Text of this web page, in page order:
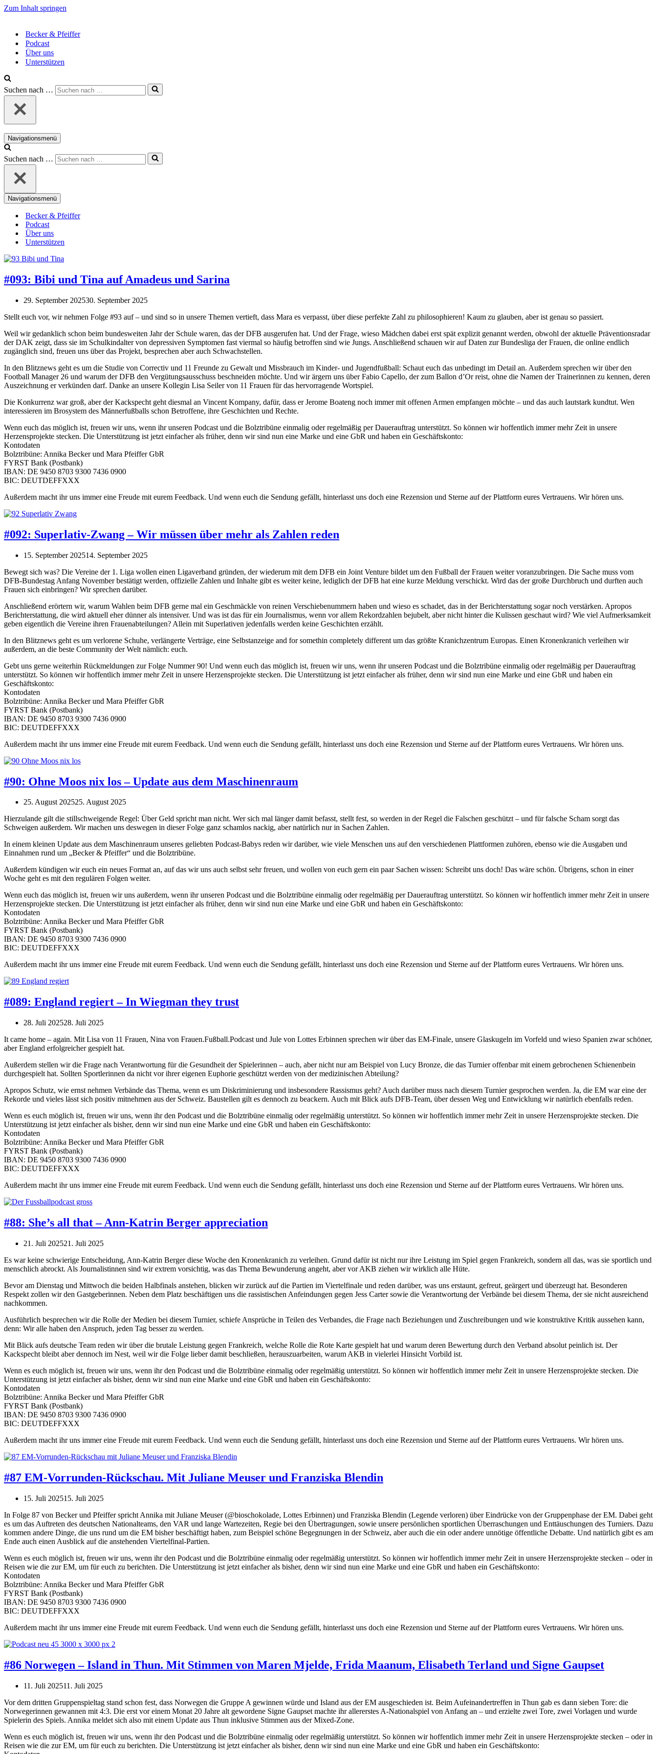
Zum Inhalt springen
Becker & Pfeiffer
Podcast
Über uns
Unterstützen
Suchen nach …
Navigationsmenü
Suchen nach …
Navigationsmenü
Becker & Pfeiffer
Podcast
Über uns
Unterstützen
#093: Bibi und Tina auf Amadeus und Sarina
29. September 202530. September 2025
Stellt euch vor, wir nehmen Folge #93 auf – und sind so in unsere Themen vertieft, dass Mara es verpasst, über diese perfekte Zahl zu philosophieren! Kaum zu glauben, aber ist genau so passiert.
Weil wir gedanklich schon beim bundesweiten Jahr der Schule waren, das der DFB ausgerufen hat. Und der Frage, wieso Mädchen dabei erst spät explizit genannt werden, obwohl der aktuelle Präventionsradar
der DAK zeigt, dass sie im Schulkindalter von depressiven Symptomen fast viermal so häufig betroffen sind wie Jungs. Anschließend schauen wir auf Daten zur Bundesliga der Frauen, die online endlich
zugänglich sind, freuen uns über das Projekt, besprechen aber auch Schwachstellen.
In den Blitznews geht es um die Studie von Correctiv und 11 Freunde zu Gewalt und Missbrauch im Kinder- und Jugendfußball: Schaut euch das unbedingt im Detail an. Außerdem sprechen wir über den
Football Manager 26 und warum der DFB den Vergütungsausschuss beschneiden möchte. Und wir ärgern uns über Fabio Capello, der zum Ballon d’Or reist, ohne die Namen der Trainerinnen zu kennen, deren
Auszeichnung er verkünden darf. Danke an unsere Kollegin Lisa Seiler von 11 Frauen für das hervorragende Wortspiel.
Die Konkurrenz war groß, aber der Kackspecht geht diesmal an Vincent Kompany, dafür, dass er Jerome Boateng noch immer mit offenen Armen empfangen möchte – und das auch lautstark kundtut. Wen
interessieren im Brosystem des Männerfußballs schon Betroffene, ihre Geschichten und Rechte.
Wenn euch das möglich ist, freuen wir uns, wenn ihr unseren Podcast und die Bolztribüne einmalig oder regelmäßig per Dauerauftrag unterstützt. So können wir hoffentlich immer mehr Zeit in unsere
Herzensprojekte stecken. Die Unterstützung ist jetzt einfacher als früher, denn wir sind nun eine Marke und eine GbR und haben ein Geschäftskonto:
Kontodaten
Bolztribüne: Annika Becker und Mara Pfeiffer GbR
FYRST Bank (Postbank)
IBAN: DE 9450 8703 9300 7436 0900
BIC: DEUTDEFFXXX
Außerdem macht ihr uns immer eine Freude mit eurem Feedback. Und wenn euch die Sendung gefällt, hinterlasst uns doch eine Rezension und Sterne auf der Plattform eures Vertrauens. Wir hören uns.
#092: Superlativ-Zwang – Wir müssen über mehr als Zahlen reden
15. September 202514. September 2025
Bewegt sich was? Die Vereine der 1. Liga wollen einen Ligaverband gründen, der wiederum mit dem DFB ein Joint Venture bildet um den Fußball der Frauen weiter voranzubringen. Die Sache muss vom
DFB-Bundestag Anfang November bestätigt werden, offizielle Zahlen und Inhalte gibt es weiter keine, lediglich der DFB hat eine kurze Meldung verschickt. Wird das der große Durchbruch und durften auch
Frauen sich einbringen? Wir sprechen darüber.
Anschließend erörtern wir, warum Wahlen beim DFB gerne mal ein Geschmäckle von reinen Verschiebenummern haben und wieso es schadet, das in der Berichterstattung sogar noch verstärken. Apropos
Berichterstattung, die wird aktuell eher dünner als intensiver. Und was ist das für ein Journalismus, wenn vor allem Rekordzahlen bejubelt, aber nicht hinter die Kulissen geschaut wird? Wie viel Aufmerksamkeit
geben eigentlich die Vereine ihren Frauenabteilungen? Allein mit Superlativen jedenfalls werden keine Geschichten erzählt.
In den Blitznews geht es um verlorene Schuhe, verlängerte Verträge, eine Selbstanzeige and for somethin completely different um das größte Kranichzentrum Europas. Einen Kronenkranich verleihen wir
außerdem, an die beste Community der Welt nämlich: euch.
Gebt uns gerne weiterhin Rückmeldungen zur Folge Nummer 90! Und wenn euch das möglich ist, freuen wir uns, wenn ihr unseren Podcast und die Bolztribüne einmalig oder regelmäßig per Dauerauftrag
unterstützt. So können wir hoffentlich immer mehr Zeit in unsere Herzensprojekte stecken. Die Unterstützung ist jetzt einfacher als früher, denn wir sind nun eine Marke und eine GbR und haben ein
Geschäftskonto:
Kontodaten
Bolztribüne: Annika Becker und Mara Pfeiffer GbR
FYRST Bank (Postbank)
IBAN: DE 9450 8703 9300 7436 0900
BIC: DEUTDEFFXXX
Außerdem macht ihr uns immer eine Freude mit eurem Feedback. Und wenn euch die Sendung gefällt, hinterlasst uns doch eine Rezension und Sterne auf der Plattform eures Vertrauens. Wir hören uns.
#90: Ohne Moos nix los – Update aus dem Maschinenraum
25. August 202525. August 2025
Hierzulande gilt die stillschweigende Regel: Über Geld spricht man nicht. Wer sich mal länger damit befasst, stellt fest, so werden in der Regel die Falschen geschützt – und für falsche Scham sorgt das
Schweigen außerdem. Wir machen uns deswegen in dieser Folge ganz schamlos nackig, aber natürlich nur in Sachen Zahlen.
In einem kleinen Update aus dem Maschinenraum unseres geliebten Podcast-Babys reden wir darüber, wie viele Menschen uns auf den verschiedenen Plattformen zuhören, ebenso wie die Ausgaben und
Einnahmen rund um „Becker & Pfeiffer“ und die Bolztribüne.
Außerdem kündigen wir euch ein neues Format an, auf das wir uns auch selbst sehr freuen, und wollen von euch gern ein paar Sachen wissen: Schreibt uns doch! Das wäre schön. Übrigens, schon in einer
Woche geht es mit den regulären Folgen weiter.
Wenn euch das möglich ist, freuen wir uns außerdem, wenn ihr unseren Podcast und die Bolztribüne einmalig oder regelmäßig per Dauerauftrag unterstützt. So können wir hoffentlich immer mehr Zeit in unsere
Herzensprojekte stecken. Die Unterstützung ist jetzt einfacher als früher, denn wir sind nun eine Marke und eine GbR und haben ein Geschäftskonto:
Kontodaten
Bolztribüne: Annika Becker und Mara Pfeiffer GbR
FYRST Bank (Postbank)
IBAN: DE 9450 8703 9300 7436 0900
BIC: DEUTDEFFXXX
Außerdem macht ihr uns immer eine Freude mit eurem Feedback. Und wenn euch die Sendung gefällt, hinterlasst uns doch eine Rezension und Sterne auf der Plattform eures Vertrauens. Wir hören uns.
#089: England regiert – In Wiegman they trust
28. Juli 202528. Juli 2025
It came home – again. Mit Lisa von 11 Frauen, Nina von Frauen.Fußball.Podcast und Jule von Lottes Erbinnen sprechen wir über das EM-Finale, unsere Glaskugeln im Vorfeld und wieso Spanien zwar schöner,
aber England erfolgreicher gespielt hat.
Außerdem stellen wir die Frage nach Verantwortung für die Gesundheit der Spielerinnen – auch, aber nicht nur am Beispiel von Lucy Bronze, die das Turnier offenbar mit einem gebrochenen Schienenbein
durchgespielt hat. Sollten Sportlerinnen da nicht vor ihrer eigenen Euphorie geschützt werden von der medizinischen Abteilung?
Apropos Schutz, wie ernst nehmen Verbände das Thema, wenn es um Diskriminierung und insbesondere Rassismus geht? Auch darüber muss nach diesem Turnier gesprochen werden. Ja, die EM war eine der
Rekorde und vieles lässt sich positiv mitnehmen aus der Schweiz. Baustellen gilt es dennoch zu beackern. Auch mit Blick aufs DFB-Team, über dessen Weg und Entwicklung wir natürlich ebenfalls reden.
Wenn es euch möglich ist, freuen wir uns, wenn ihr den Podcast und die Bolztribüne einmalig oder regelmäßig unterstützt. So können wir hoffentlich immer mehr Zeit in unsere Herzensprojekte stecken. Die
Unterstützung ist jetzt einfacher als bisher, denn wir sind nun eine Marke und eine GbR und haben ein Geschäftskonto:
Kontodaten
Bolztribüne: Annika Becker und Mara Pfeiffer GbR
FYRST Bank (Postbank)
IBAN: DE 9450 8703 9300 7436 0900
BIC: DEUTDEFFXXX
Außerdem macht ihr uns immer eine Freude mit eurem Feedback. Und wenn euch die Sendung gefällt, hinterlasst uns doch eine Rezension und Sterne auf der Plattform eures Vertrauens. Wir hören uns.
#88: She’s all that – Ann-Katrin Berger appreciation
21. Juli 202521. Juli 2025
Es war keine schwierige Entscheidung, Ann-Katrin Berger diese Woche den Kronenkranich zu verleihen. Grund dafür ist nicht nur ihre Leistung im Spiel gegen Frankreich, sondern all das, was sie sportlich und
menschlich abrockt. Als Journalistinnen sind wir extrem vorsichtig, was das Thema Bewunderung angeht, aber vor AKB ziehen wir wirklich alle Hüte.
Bevor am Dienstag und Mittwoch die beiden Halbfinals anstehen, blicken wir zurück auf die Partien im Viertelfinale und reden darüber, was uns erstaunt, gefreut, geärgert und überzeugt hat. Besonderen
Respekt zollen wir den Gastgeberinnen. Neben dem Platz beschäftigen uns die rassistischen Anfeindungen gegen Jess Carter sowie die Verantwortung der Verbände bei diesem Thema, der sie nicht ausreichend
nachkommen.
Ausführlich besprechen wir die Rolle der Medien bei diesem Turnier, schiefe Ansprüche in Teilen des Verbandes, die Frage nach Beziehungen und Zuschreibungen und wie konstruktive Kritik aussehen kann,
denn: Wir alle haben den Anspruch, jeden Tag besser zu werden.
Mit Blick aufs deutsche Team reden wir über die brutale Leistung gegen Frankreich, welche Rolle die Rote Karte gespielt hat und warum deren Bewertung durch den Verband absolut peinlich ist. Der
Kackspecht bleibt aber dennoch im Nest, weil wir die Folge lieber damit beschließen, herauszuarbeiten, warum AKB in vielerlei Hinsicht Vorbild ist.
Wenn es euch möglich ist, freuen wir uns, wenn ihr den Podcast und die Bolztribüne einmalig oder regelmäßig unterstützt. So können wir hoffentlich immer mehr Zeit in unsere Herzensprojekte stecken. Die
Unterstützung ist jetzt einfacher als bisher, denn wir sind nun eine Marke und eine GbR und haben ein Geschäftskonto:
Kontodaten
Bolztribüne: Annika Becker und Mara Pfeiffer GbR
FYRST Bank (Postbank)
IBAN: DE 9450 8703 9300 7436 0900
BIC: DEUTDEFFXXX
Außerdem macht ihr uns immer eine Freude mit eurem Feedback. Und wenn euch die Sendung gefällt, hinterlasst uns doch eine Rezension und Sterne auf der Plattform eures Vertrauens. Wir hören uns.
#87 EM-Vorrunden-Rückschau. Mit Juliane Meuser und Franziska Blendin
15. Juli 202515. Juli 2025
In Folge 87 von Becker und Pfeiffer spricht Annika mit Juliane Meuser (@bioschokolade, Lottes Erbinnen) und Franziska Blendin (Legende verloren) über Eindrücke von der Gruppenphase der EM. Dabei geht
es um das Auftreten des deutschen Nationalteams, den VAR und lange Wartezeiten, Regie bei den Übertragungen, sowie unsere persönlichen sportlichen Überraschungen und Enttäuschungen des Turniers. Dazu
kommen andere Dinge, die uns rund um die EM bisher beschäftigt haben, zum Beispiel schöne Begegnungen in der Schweiz, aber auch die ein oder andere unnötige öffentliche Debatte. Und natürlich gibt es am
Ende auch einen Ausblick auf die anstehenden Viertelfinal-Partien.
Wenn es euch möglich ist, freuen wir uns, wenn ihr den Podcast und die Bolztribüne einmalig oder regelmäßig unterstützt. So können wir hoffentlich immer mehr Zeit in unsere Herzensprojekte stecken – oder in
Reisen wie die zur EM, um für euch zu berichten. Die Unterstützung ist jetzt einfacher als bisher, denn wir sind nun eine Marke und eine GbR und haben ein Geschäftskonto:
Kontodaten
Bolztribüne: Annika Becker und Mara Pfeiffer GbR
FYRST Bank (Postbank)
IBAN: DE 9450 8703 9300 7436 0900
BIC: DEUTDEFFXXX
Außerdem macht ihr uns immer eine Freude mit eurem Feedback. Und wenn euch die Sendung gefällt, hinterlasst uns doch eine Rezension und Sterne auf der Plattform eures Vertrauens. Wir hören uns.
#86 Norwegen – Island in Thun. Mit Stimmen von Maren Mjelde, Frida Maanum, Elisabeth Terland und Signe Gaupset
11. Juli 202511. Juli 2025
Vor dem dritten Gruppenspieltag stand schon fest, dass Norwegen die Gruppe A gewinnen würde und Island aus der EM ausgeschieden ist. Beim Aufeinandertreffen in Thun gab es dann sieben Tore: die
Norwegerinnen gewannen mit 4:3. Die erst vor einem Monat 20 Jahre alt gewordene Signe Gaupset machte ihr allererstes A-Nationalspiel von Anfang an – und erzielte zwei Tore, zwei Vorlagen und wurde
Spielerin des Spiels. Annika meldet sich also mit einem Update aus Thun inklusive Stimmen aus der Mixed-Zone.
Wenn es euch möglich ist, freuen wir uns, wenn ihr den Podcast und die Bolztribüne einmalig oder regelmäßig unterstützt. So können wir hoffentlich immer mehr Zeit in unsere Herzensprojekte stecken – oder in
Reisen wie die zur EM, um für euch zu berichten. Die Unterstützung ist jetzt einfacher als bisher, denn wir sind nun eine Marke und eine GbR und haben ein Geschäftskonto: